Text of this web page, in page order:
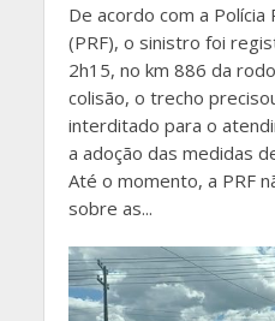
De acordo com a Polícia
(PRF), o sinistro foi
2h15, no km 886 da
colisão, o trecho
interditado para o
a adoção das medidas
Até o momento, a PRF
sobre as...